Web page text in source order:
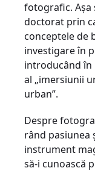
fotografic. Aşa
doctorat prin
conceptele de
investigare în
introducând în
al „imersiunii
urban”.
Despre
rând pasiunea
instrument
să-i cunoască